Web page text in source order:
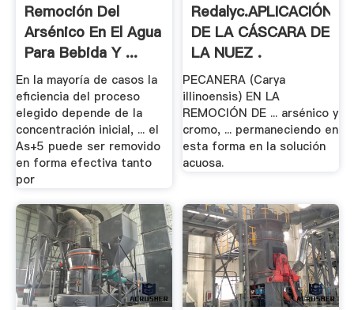
Remoción Del
Arsénico En El Agua
Para Bebida Y ...
En la mayoría de casos la
eficiencia del proceso
elegido depende de la
concentración inicial, ... el
As+5 puede ser removido
en forma efectiva tanto
por
Redalyc.APLICACIÓN
DE LA CÁSCARA DE
LA NUEZ .
PECANERA (Carya
illinoensis) EN LA
REMOCIÓN DE ... arsénico y
cromo, ... permaneciendo en
esta forma en la solución
acuosa.